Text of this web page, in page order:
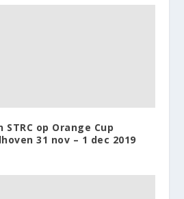
op Orange Cup
31 nov – 1 dec 2019